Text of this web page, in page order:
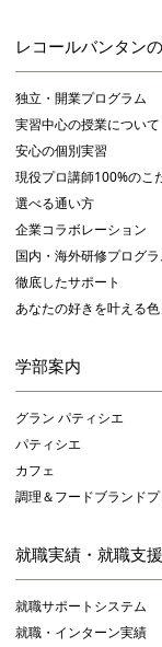
レコールバンタン
独立・開業プログラム
実習中心の授業について
安心の個別実習
現役プロ講師100%のこ
選べる通い方
企業コラボレーション
国内・海外研修プログラ
徹底したサポート
あなたの好きを叶える
学部案内
グラン パティシエ
パティシエ
カフェ
調理＆フードブランド
就職実績・就職支援
就職サポートシステム
就職・インターン実績